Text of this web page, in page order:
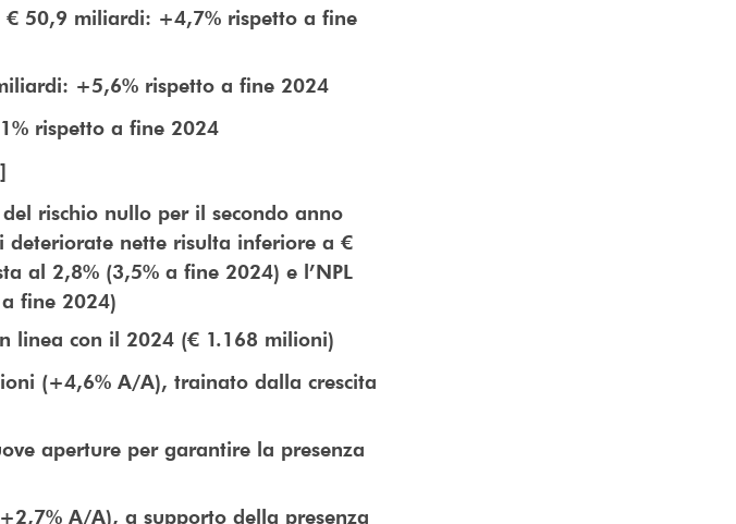
50,9 miliardi: +4,7% rispetto a fine
+5,6% rispetto a fine 2024
rispetto a fine 2024
rischio nullo per il secondo anno
deteriorate nette risulta inferiore a €
al 2,8% (3,5% a fine 2024) e l’NPL
fine 2024)
linea con il 2024 (€ 1.168 milioni)
(+4,6% A/A), trainato dalla crescita
aperture per garantire la presenza
A/A), a supporto della presenza